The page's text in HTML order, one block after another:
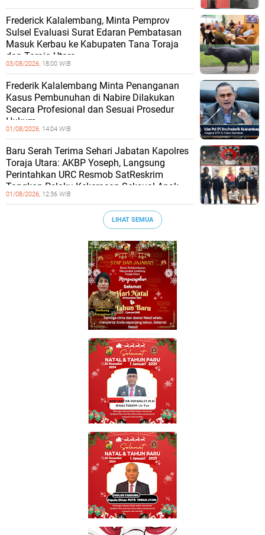
Frederick Kalalembang, Minta Pemprov
Sulsel Evaluasi Surat Edaran Pembatasan
Masuk Kerbau ke Kabupaten Tana Toraja
dan Toraja Utara
03/08/2026, 18:00 WIB
Frederik Kalalembang Minta Penanganan
Kasus Pembunuhan di Nabire Dilakukan
Secara Profesional dan Sesuai Prosedur
Hukum
01/08/2026, 14:04 WIB
Baru Serah Terima Sehari Jabatan Kapolres
Toraja Utara: AKBP Yoseph, Langsung
Perintahkan URC Resmob SatReskrim
Tangkap Pelaku Kekerasan Seksual Anak
01/08/2026, 12:36 WIB
LIHAT SEMUA